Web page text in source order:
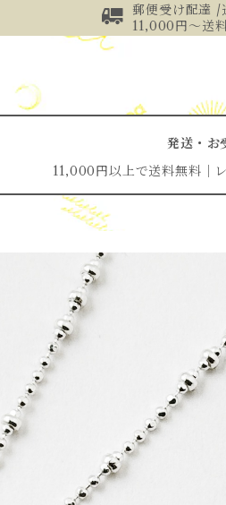
郵便受け配達 /
11,000円～送
発送・お
11,000円以上で送料無料│